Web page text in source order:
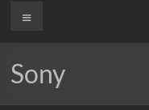
The Nerd
Menu
Sony